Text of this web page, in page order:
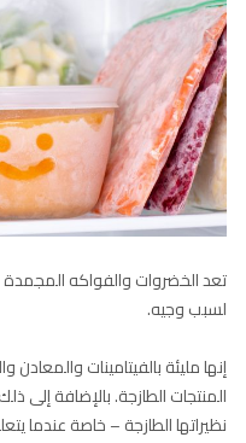
تعد الخضروات والفواكه المجمدة
لسبب وجيه.
إنها مليئة بالفيتامينات
المنتجات الطازجة. بالإضافة
نظيراتها الطازجة – خاصة عندما